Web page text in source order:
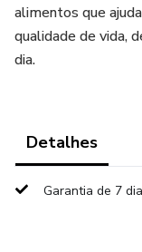
alimentos que
qualidade de vida,
dia.
Detalhes
Garantia de 7